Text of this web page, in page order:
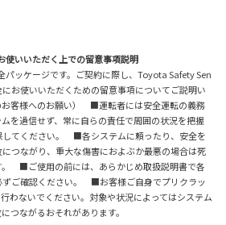
使いいただく上での留意事項説明
パッケージです。ご契約に際し、Toyota Safety Sen
お使いいただくための留意事項についてご説明い
お客様へのお願い） ■運転者には安全運転の義務
を過信せず、常に自らの責任で周囲の状況を把握
してください。 ■各システムに頼ったり、安全を
つながり、重大な傷害におよぶか最悪の場合は死
。 ■ご使用の前には、あらかじめ取扱説明書で各
ずご確認ください。 ■お客様ご自身でプリクラッ
わないでください。対象や状況によってはシステム
つながるおそれがあります。